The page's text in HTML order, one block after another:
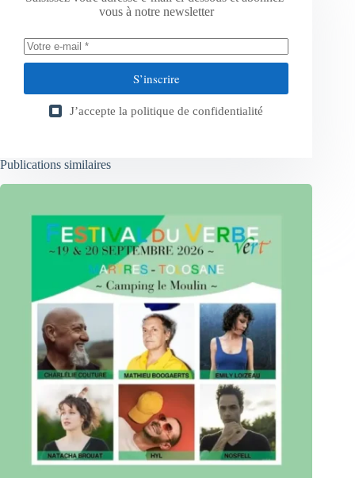
vous à notre newsletter
S’inscrire
J’accepte la politique de confidentialité
Publications similaires